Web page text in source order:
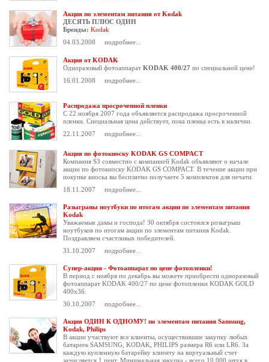
Акция по элементам питания от Kodak
ДЕСЯТЬ ПЛЮС ОДИН
Бренды: Kodak
04.03.2008
подробнее...
Акция от KODAK
Одноразовый фотоаппарат KODAK 400/27 по специальной цене!
16.01.2008
подробнее...
Распродажа просроченной пленки
С 22 ноября 2007 года объявляется распродажа просроченной
пленки. Специальная цена действует, пока пленка есть в наличии.
22.11.2007
подробнее...
Акция по фотокиоску KODAK GS COMPACT
Компания S3 совместно с компанией Kodak объявляют о начале
акции по фотокиоску KODAK GS COMPACT. В течение акции при
покупке киоска вы бесплатно получаете 5 комплектов для печати.
18.11.2007
подробнее...
Разыграны ноутбуки по итогам акции по элементам питания
Kodak
Уважаемые дамы и господа! 30 октября состоялся розыгрыш
ноутбуков по итогам акции по элементам питания Kodak.
Поздравляем счастливых победителей.
31.10.2007
подробнее...
Супер-акция - Фотоаппарат по цене фотопленки!
В период с ноября по декабрь вы можете приобрести одноразовый
фотоаппарат KODAK 400/27 по цене фотопленки KODAK GOLD
400х36.
30.10.2007
подробнее...
Акция ОДИН К ОДНОМУ! по элементам питания Samsung,
Kodak, Philips
В акции участвуют все клиенты, осуществившие закупку любых
батареек SAMSUNG, KODAK, PHILIPS размера R6 или LR6. За
каждую купленную батарейку клиенту на виртуальный счет
зачисляется 1 цент. Минимальная закупка - всего 10 000 штук в